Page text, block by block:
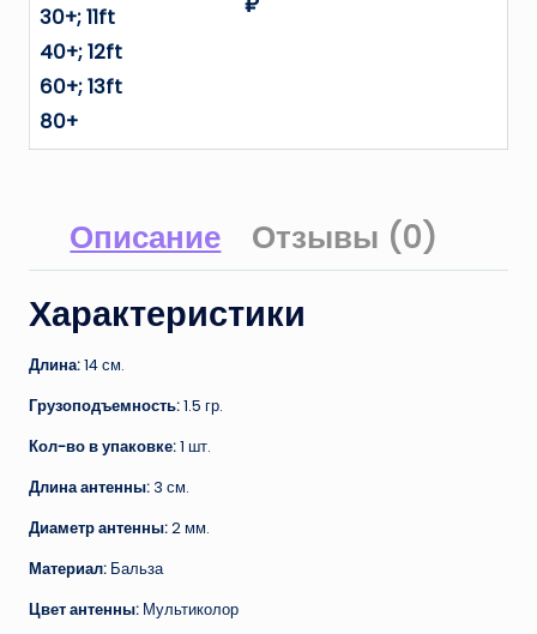
30+; 11ft
40+; 12ft
60+; 13ft
80+
Описание Отзывы (0)
Характеристики
Длина:14 см.
Грузоподъемность:1.5 гр.
Кол-во в упаковке:1 шт.
Длина антенны: 3 см.
Диаметр антенны:2 мм.
Материал: Бальза
Цвет антенны: Мультиколор